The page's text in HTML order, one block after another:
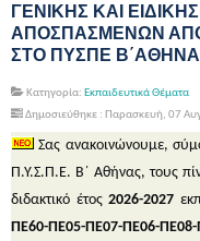
ΓΕΝΙΚΗΣ ΚΑΙ
ΑΠΟΣΠΑΣΜΕΝΩΝ
ΣΤΟ ΠΥΣΠΕ
Κατηγορία: Εκπαιδευτικά Θέματα
Δημοσιεύθηκε : Παρασκευή, 07
Σας ανακοινώνουμε,
Π.Υ.Σ.Π.Ε. Β΄ Αθήνας, τους
διδακτικό έτος2026-2027
ΠΕ60-ΠΕ05-ΠΕ07-ΠΕ06-